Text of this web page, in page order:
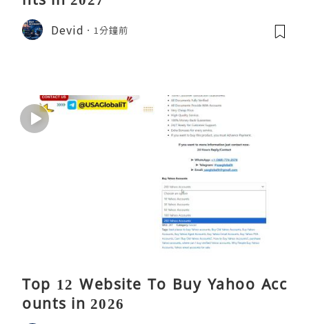
Devid 1分鐘前
Top 12 Website To Buy Yahoo Acc
ounts in 2026